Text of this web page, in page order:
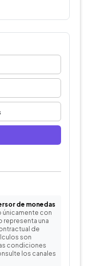
de monedas
únicamente con
representa una
de
son
condiciones
los canales